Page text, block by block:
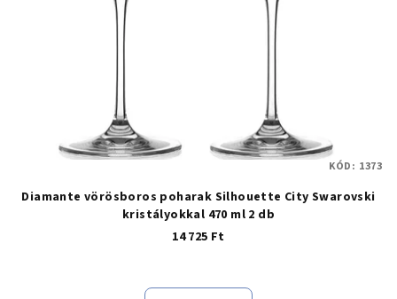
Diamante vörösboros poharak Silhouette City Swarovski
kristályokkal 470 ml 2 db
14 725 Ft
KÓD: 1373